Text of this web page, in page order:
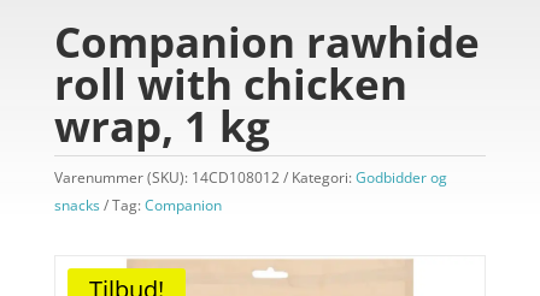
Companion rawhide
roll with chicken
wrap, 1 kg
Varenummer (SKU): 14CD108012 Kategori:Godbidder og
snacks
Tag:Companion
Tilbud!